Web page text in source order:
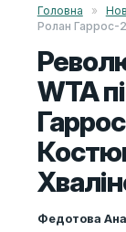
Головна »
Ролан Гаррос-
WTA
Федотова